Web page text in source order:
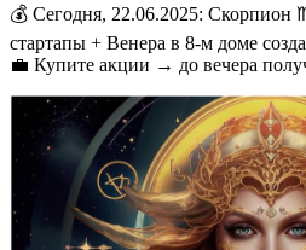
💰 Сегодня, 22.06.2025: Скорпион
стартапы + Венера в 8-м доме
💼 Купите акции → до вечера